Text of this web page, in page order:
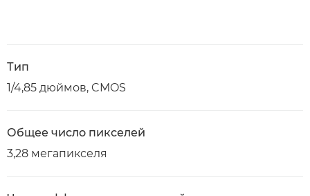
Тип
1/4,85 дюймов, CMOS
Общее число пикселей
3,28 мегапикселя